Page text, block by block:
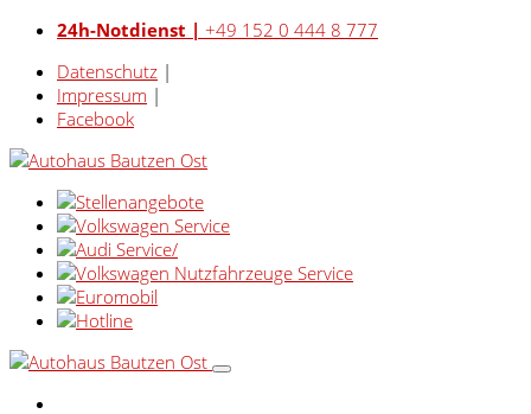
24h-Notdienst | +49 152 0 444 8 777
Datenschutz |
Impressum |
Facebook